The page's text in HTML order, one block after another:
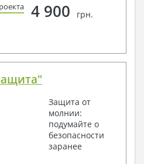
4 900 грн.
Защита от
молнии:
подумайте о
безопасности
заранее